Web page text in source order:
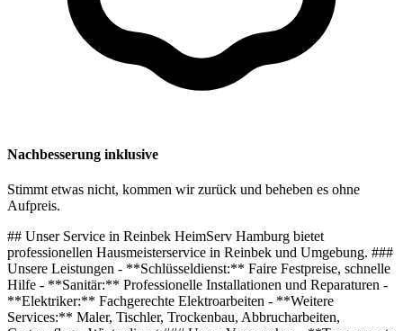
Nachbesserung inklusive
Stimmt etwas nicht, kommen wir zurück und beheben es ohne
Aufpreis.
## Unser Service in Reinbek HeimServ Hamburg bietet
professionellen Hausmeisterservice in Reinbek und Umgebung. ###
Unsere Leistungen - **Schlüsseldienst:** Faire Festpreise, schnelle
Hilfe - **Sanitär:** Professionelle Installationen und Reparaturen -
**Elektriker:** Fachgerechte Elektroarbeiten - **Weitere
Services:** Maler, Tischler, Trockenbau, Abbrucharbeiten,